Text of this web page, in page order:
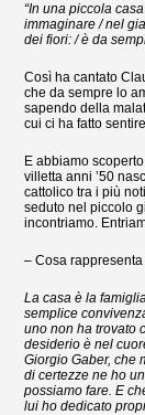
“In una piccola
immaginare / nel
dei fiori: / è da
Così ha cantato
che da sempre lo
sapendo della
cui ci ha fatto
E abbiamo
villetta anni ’50
cattolico tra i più
seduto nel piccolo
incontriamo.
– Cosa
La casa è la
semplice
uno non ha trovato
desiderio è nel
Giorgio Gaber, che
di certezze ne ho
possiamo fare. E
lui ho dedicato